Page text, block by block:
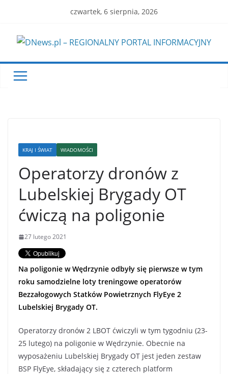
content
czwartek, 6 sierpnia, 2026
KRAJ I ŚWIAT WIADOMOŚCI
Operatorzy dronów z
Lubelskiej Brygady OT
ćwiczą na poligonie
27 lutego 2021
Na poligonie w Wędrzynie odbyły się pierwsze w tym
roku samodzielne loty treningowe operatorów
Bezzałogowych Statków Powietrznych FlyEye 2
Lubelskiej Brygady OT.
Operatorzy dronów 2 LBOT ćwiczyli w tym tygodniu (23-
25 lutego) na poligonie w Wędrzynie. Obecnie na
wyposażeniu Lubelskiej Brygady OT jest jeden zestaw
BSP FlyEye, składający się z czterech platform